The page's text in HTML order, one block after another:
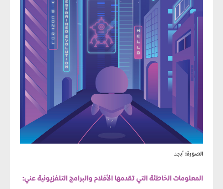
الصورة: أبجد
المعلومات الخاطئة التي تقدمها الأفلام والبرامج التلفزيونية عني: